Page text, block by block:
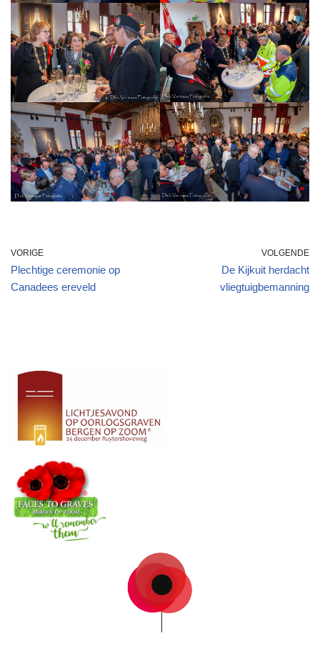
VORIGE
Plechtige ceremonie op
Canadees ereveld
VOLGENDE
De Kijkuit herdacht
vliegtuigbemanning